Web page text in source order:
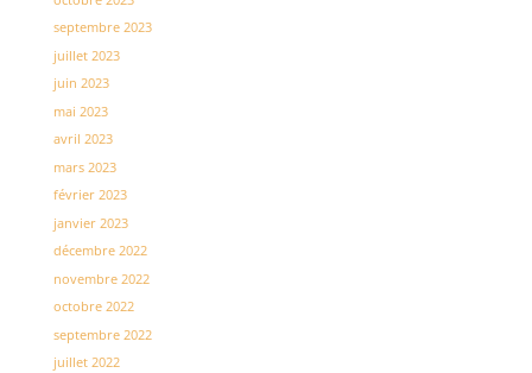
septembre 2023
juillet 2023
juin 2023
mai 2023
avril 2023
mars 2023
février 2023
janvier 2023
décembre 2022
novembre 2022
octobre 2022
septembre 2022
juillet 2022